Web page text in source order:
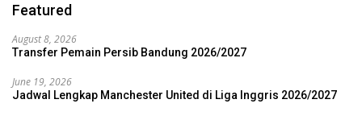
Featured
August 8, 2026
Transfer Pemain Persib Bandung 2026/2027
June 19, 2026
Jadwal Lengkap Manchester United di Liga Inggris 2026/2027